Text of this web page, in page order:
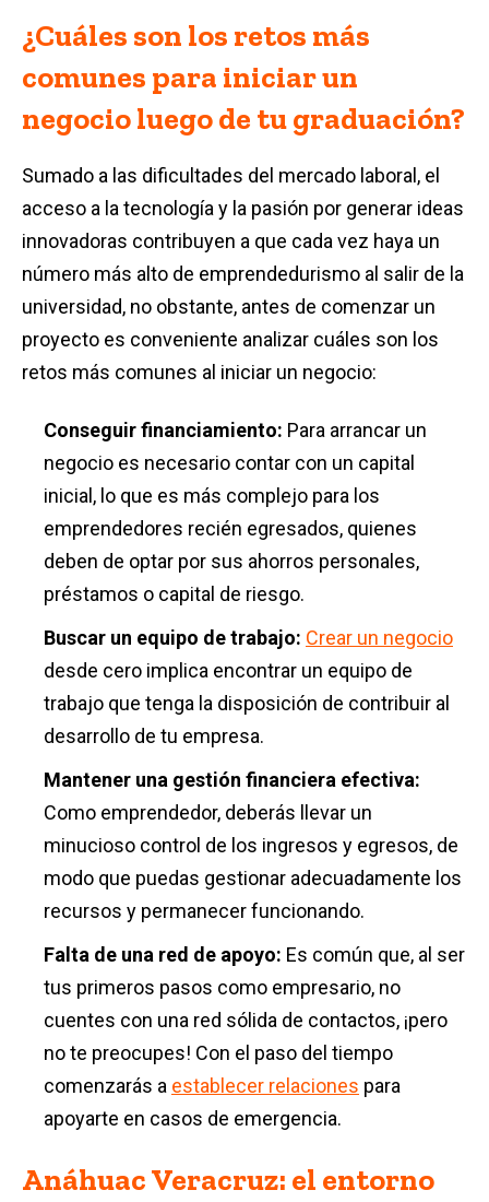
¿Cuáles son los retos más
comunes para iniciar un
negocio luego de tu graduación?
Sumado a las dificultades del mercado laboral, el
acceso a la tecnología y la pasión por generar ideas
innovadoras contribuyen a que cada vez haya un
número más alto de emprendedurismo al salir de la
universidad, no obstante, antes de comenzar un
proyecto es conveniente analizar cuáles son los
retos más comunes al iniciar un negocio:
Conseguir financiamiento: Para arrancar un
negocio es necesario contar con un capital
inicial, lo que es más complejo para los
emprendedores recién egresados, quienes
deben de optar por sus ahorros personales,
préstamos o capital de riesgo.
Buscar un equipo de trabajo: Crear un negocio
desde cero implica encontrar un equipo de
trabajo que tenga la disposición de contribuir al
desarrollo de tu empresa.
Mantener una gestión financiera efectiva:
Como emprendedor, deberás llevar un
minucioso control de los ingresos y egresos, de
modo que puedas gestionar adecuadamente los
recursos y permanecer funcionando.
Falta de una red de apoyo: Es común que, al ser
tus primeros pasos como empresario, no
cuentes con una red sólida de contactos, ¡pero
no te preocupes! Con el paso del tiempo
comenzarás a establecer relaciones para
apoyarte en casos de emergencia.
Anáhuac Veracruz: el entorno